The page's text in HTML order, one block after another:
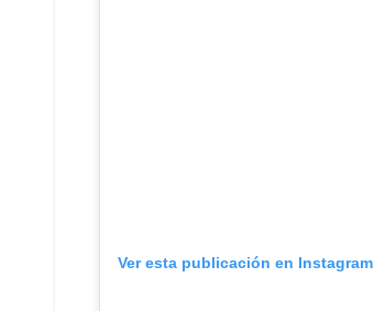
Ver esta publicación en Instagram